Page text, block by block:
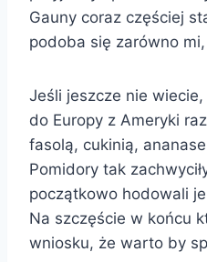
Gauny coraz częściej
podoba się zarówno
Jeśli jeszcze nie
do Europy z Ameryki
fasolą, cukinią,
Pomidory tak
początkowo hodowali
Na szczęście w końcu
wniosku, że warto by